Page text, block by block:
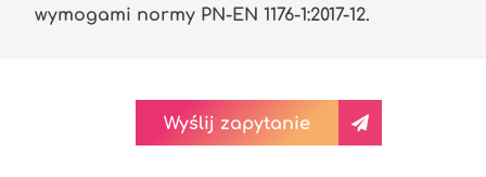
wymogami normy PN-EN 1176-1:2017-12.
Wyślij zapytanie